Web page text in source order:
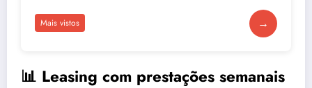
Mais vistos →
📊 Leasing com prestações semanais